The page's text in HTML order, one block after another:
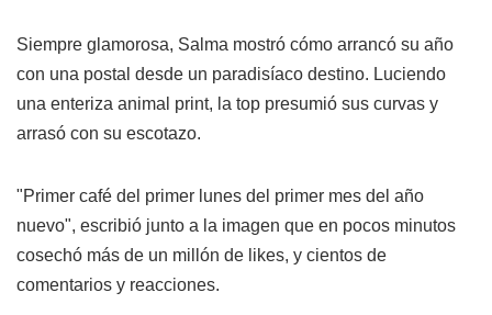
Siempre glamorosa, Salma mostró cómo arrancó su año
con una postal desde un paradisíaco destino. Luciendo
una enteriza animal print, la top presumió sus curvas y
arrasó con su escotazo.
"Primer café del primer lunes del primer mes del año
nuevo", escribió junto a la imagen que en pocos minutos
cosechó más de un millón de likes, y cientos de
comentarios y reacciones.